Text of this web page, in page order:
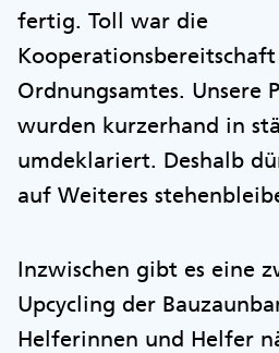
fertig. Toll war die
Kooperationsbereitschaft
Ordnungsamtes. Unsere
wurden kurzerhand in
umdeklariert. Deshalb
auf Weiteres
Inzwischen gibt es eine
Upcycling der
Helferinnen und Helfer